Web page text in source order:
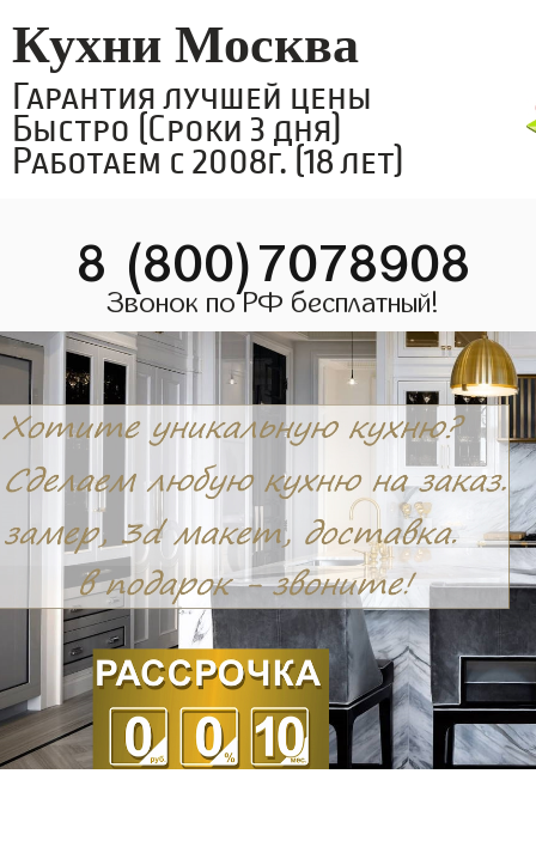
Кухни Москва
Гарантия лучшей цены
Быстро (Сроки 3 дня)
Работаем с 2008г. (18 лет)
8 (800)7078908
Звонок по РФ бесплатный!